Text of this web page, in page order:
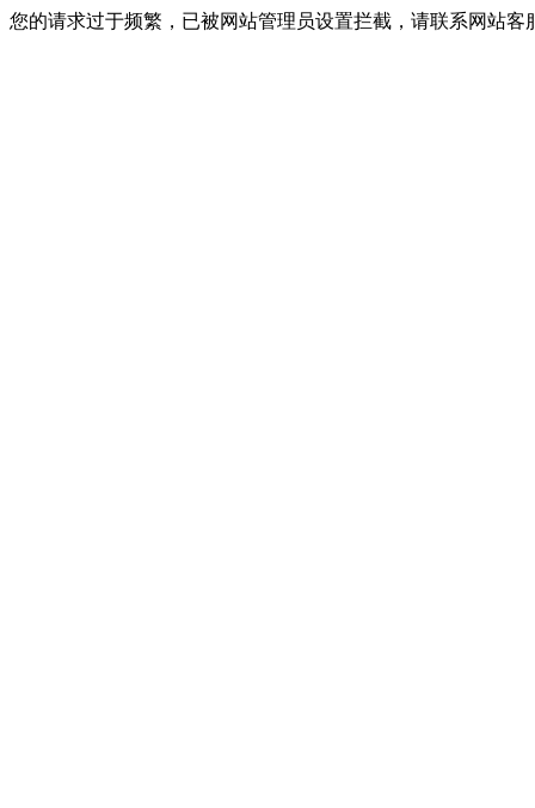
您的请求过于频繁，已被网站管理员设置拦截，请联系网站客